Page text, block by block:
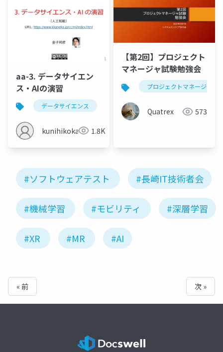
SharePoint
aa-3. データサイエン
ス・AIの演習
データサイエンス e stat 政府統計データ
kunihikokaneko1.8K
【第2回】プロジェクト
マネージャ試験勉強会
プロジェクトマネージャ
Quatrex 573
#ソフトウェアテスト #長崎IT技術者会
#機械学習 #モビリティ #深層学習
#XR #MR #AI
« 前 次 »